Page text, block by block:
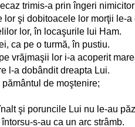
trimis-a prin îngeri
lor şi dobitoacele lor morţii le-a
lor, în locaşurile lui Ham.
ca pe o turmă, în pustiu.
vrăjmaşii lor i-a acoperit
l-a dobândit dreapta Lui.
de moştenire;
şi poruncile Lui nu le-au
s-au ca un arc strâmb.